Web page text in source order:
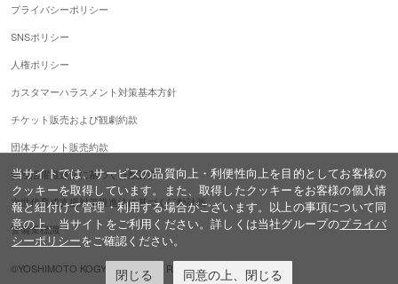
プライバシーポリシー
SNSポリシー
人権ポリシー
カスタマーハラスメント対策基本方針
チケット販売および観劇約款
団体チケット販売約款
女性活躍推進法に基づく行動計画
次世代育成支援対策推進法に基づく行動計画
警備業標識
©YOSHIMOTO KOGYO,ALL Rights Reserved.
当サイトでは、サービスの品質向上・利便性向上を目的としてお客様の
クッキーを取得しています。また、取得したクッキーをお客様の個人情
報と紐付けて管理・利用する場合がございます。以上の事項について同
意の上、当サイトをご利用ください。詳しくは当社グループのプライバ
シーポリシーをご確認ください。
閉じる 同意の上、閉じる